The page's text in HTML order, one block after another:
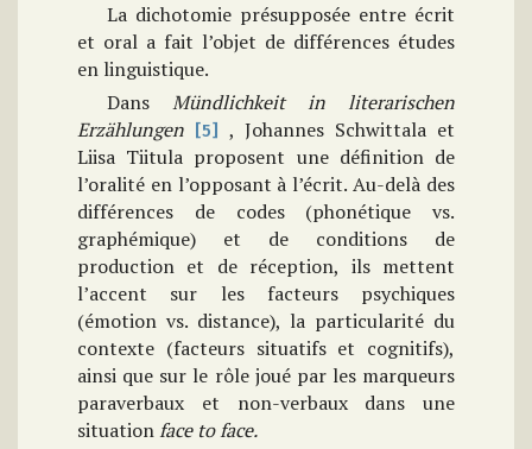
La dichotomie présupposée entre écrit
et oral a fait l’objet de différences études
en linguistique.
Dans Mündlichkeit in literarischen
Erzählungen
[5]
, Johannes Schwittala et
Liisa Tiitula proposent une définition de
l’oralité en l’opposant à l’écrit. Au-delà des
différences de codes (phonétique vs.
graphémique) et de conditions de
production et de réception, ils mettent
l’accent sur les facteurs psychiques
(émotion vs. distance), la particularité du
contexte (facteurs situatifs et cognitifs),
ainsi que sur le rôle joué par les marqueurs
paraverbaux et non-verbaux dans une
situationface to face.